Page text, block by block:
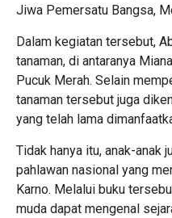
Jiwa Pemersatu Bangsa,
Dalam kegiatan tersebut,
tanaman, di antaranya
Pucuk Merah. Selain
tanaman tersebut juga
yang telah lama
Tidak hanya itu, anak-anak
pahlawan nasional yang
Karno. Melalui buku
muda dapat mengenal